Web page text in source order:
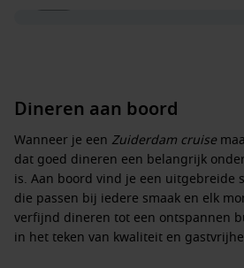
Dineren aan boord
Wanneer je een Zuiderdam cruise
dat goed dineren een belangrijk
is. Aan boord vind je een uitgebreide
die passen bij iedere smaak en elk
verfijnd dineren tot een ontspannen
in het teken van kwaliteit en